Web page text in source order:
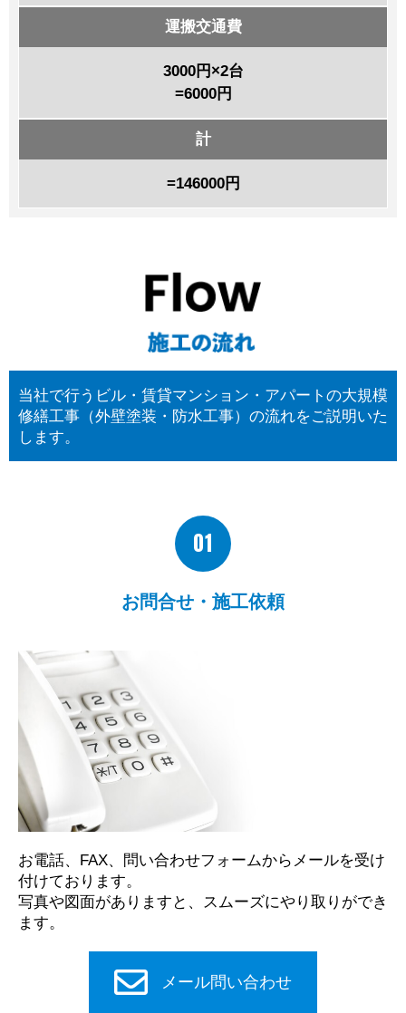
運搬交通費
3000円×2台
=6000円
計
=146000円
当社で行うビル・賃貸マンション・アパートの大規模
修繕工事（外壁塗装・防水工事）の流れをご説明いた
します。
01
お問合せ・施工依頼
お電話、FAX、問い合わせフォームからメールを受け
付けております。
写真や図面がありますと、スムーズにやり取りができ
ます。
メール問い合わせ